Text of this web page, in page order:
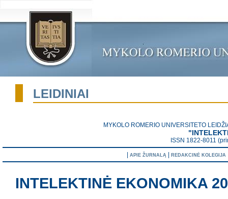
LEIDINIAI
MYKOLO ROMERIO UNIVERSITETO
ISSN 1822-8011
APIE ŽURNALĄ REDAKCINĖ KOLEGIJA
INTELEKTINĖ EKONOMIKA